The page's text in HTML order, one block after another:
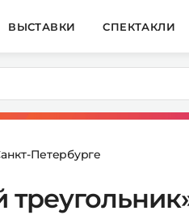
ВЫСТАВКИ СПЕКТАКЛИ
Петербурге